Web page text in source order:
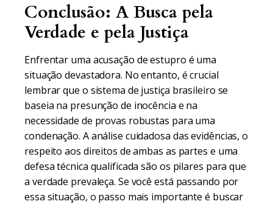
Conclusão: A Busca pela
Verdade e pela Justiça
Enfrentar uma acusação de estupro é uma
situação devastadora. No entanto, é crucial
lembrar que o sistema de justiça brasileiro se
baseia na presunção de inocência e na
necessidade de provas robustas para uma
condenação. A análise cuidadosa das evidências, o
respeito aos direitos de ambas as partes e uma
defesa técnica qualificada são os pilares para que
a verdade prevaleça. Se você está passando por
essa situação, o passo mais importante é buscar